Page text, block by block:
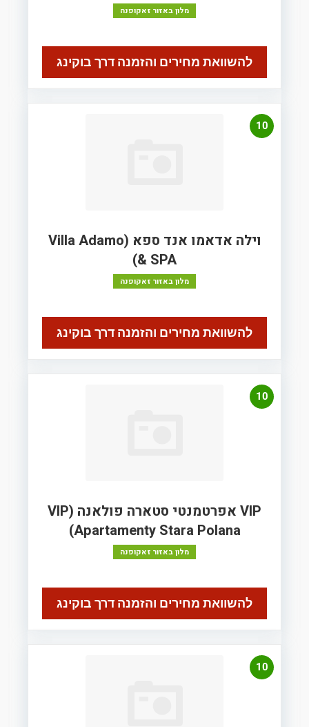
מלון באזור זאקופנה
להשוואת מחירים והזמנה דרך בוקינג
10
וילה אדאמו אנד ספא (Villa Adamo
& SPA)
מלון באזור זאקופנה
להשוואת מחירים והזמנה דרך בוקינג
10
VIP אפרטמנטי סטארה פולאנה (VIP
Apartamenty Stara Polana)
מלון באזור זאקופנה
להשוואת מחירים והזמנה דרך בוקינג
10